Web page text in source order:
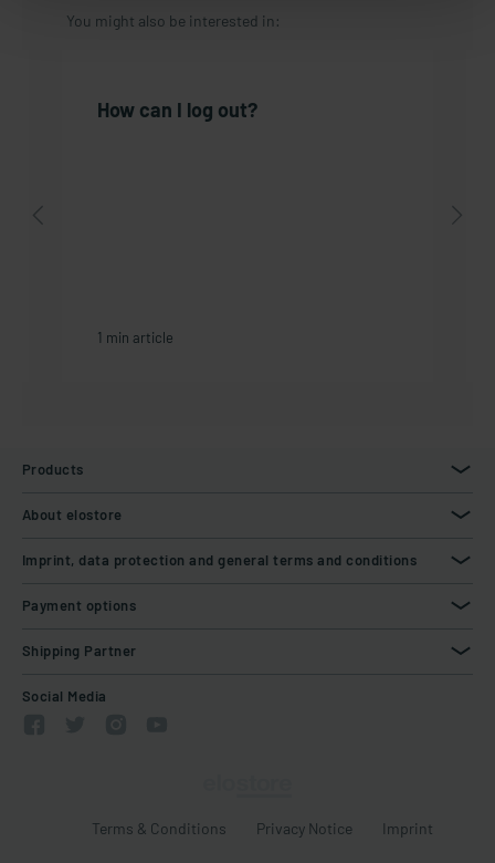
You might also be interested in:
How can I log out?
1 min article
Products
About elostore
Imprint, data protection and general terms and conditions
Payment options
Shipping Partner
Social Media
Terms & Conditions Privacy Notice Imprint